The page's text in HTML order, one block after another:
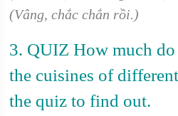
(Vâng, chắc chắn rồi.)
3. QUIZ How much
the cuisines of
the quiz to find out.